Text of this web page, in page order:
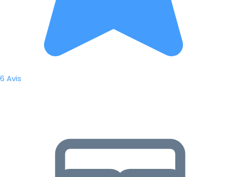
6 Avis